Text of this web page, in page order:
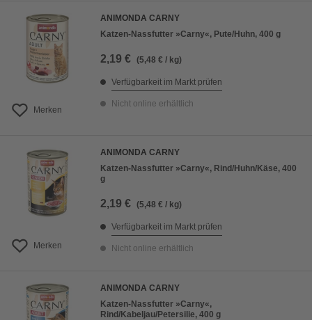
Merken
ANIMONDA CARNY
Katzen-Nassfutter »Carny«, Pute/Huhn, 400 g
2,19 € (5,48 € / kg)
Verfügbarkeit im Markt prüfen
Nicht online erhältlich
Merken
ANIMONDA CARNY
Katzen-Nassfutter »Carny«, Rind/Huhn/Käse, 400
g
2,19 € (5,48 € / kg)
Verfügbarkeit im Markt prüfen
Nicht online erhältlich
ANIMONDA CARNY
Katzen-Nassfutter »Carny«,
Rind/Kabeljau/Petersilie, 400 g